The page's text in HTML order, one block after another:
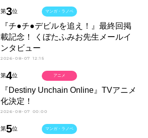
第3位
『チ●チ●デビルを追え！』最終回掲
載記念！ くぼたふみお先生メールイ
ンタビュー
2026-08-07 12:15
マンガ・ラノベ
第4位
『Destiny Unchain Online』TVアニメ
化決定！
2026-08-07 00:00
アニメ
第5位 マンガ・ラノベ